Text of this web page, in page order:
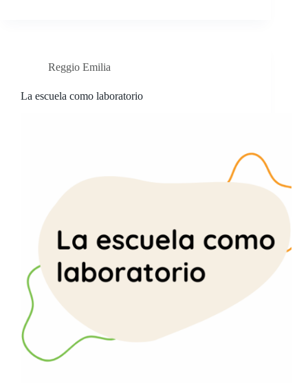
Reggio Emilia
La escuela como laboratorio